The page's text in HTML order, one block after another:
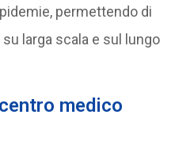
permettendo di
larga scala e sul lungo
medico